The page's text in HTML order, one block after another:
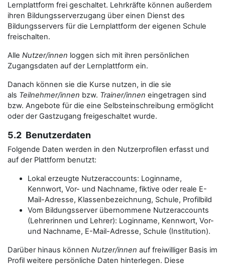
Lernplattform frei geschaltet. Lehrkräfte können außerdem
ihren Bildungsserverzugang über einen Dienst des
Bildungsservers für die Lernplattform der eigenen Schule
freischalten.
Alle Nutzer/innen loggen sich mit ihren persönlichen
Zugangsdaten auf der Lernplattform ein.
Danach können sie die Kurse nutzen, in die sie
als Teilnehmer/innen bzw. Trainer/innen eingetragen sind
bzw. Angebote für die eine Selbsteinschreibung ermöglicht
oder der Gastzugang freigeschaltet wurde.
5.2 Benutzerdaten
Folgende Daten werden in den Nutzerprofilen erfasst und
auf der Plattform benutzt:
Lokal erzeugte Nutzeraccounts: Loginname,
Kennwort, Vor- und Nachname, fiktive oder reale E-
Mail-Adresse, Klassenbezeichnung, Schule, Profilbild
Vom Bildungsserver übernommene Nutzeraccounts
(Lehrerinnen und Lehrer): Loginname, Kennwort, Vor-
und Nachname, E-Mail-Adresse, Schule (Institution).
Darüber hinaus können Nutzer/innen auf freiwilliger Basis im
Profil weitere persönliche Daten hinterlegen. Diese